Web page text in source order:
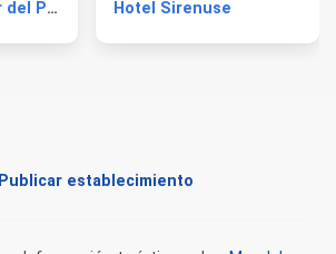
Hotel AOMA Mar del Plata Hotel Sirenuse
Publicar establecimiento